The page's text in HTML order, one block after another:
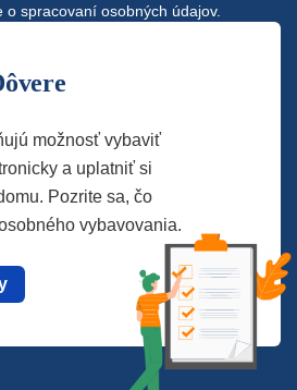
o spracovaní osobných údajov.
možnosť vybaviť
a uplatniť si
Pozrite sa, čo
vybavovania.